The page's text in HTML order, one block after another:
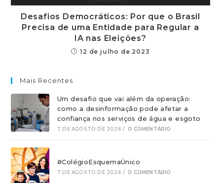
Desafios Democráticos: Por que o Brasil
Precisa de uma Entidade para Regular a
IA nas Eleições?
12 de julho de 2023
Mais Recentes
Um desafio que vai além da operação:
como a desinformação pode afetar a
confiança nos serviços de água e esgoto
7 DE AGOSTO DE 2026 / 0 COMENTÁRIO
#ColégioEsquemaÚnico
7 DE AGOSTO DE 2026 / 0 COMENTÁRIO